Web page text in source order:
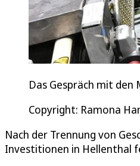
Das Gespräch mit
Copyright: Ramona
Nach der Trennung von
Investitionen in Hellenthal